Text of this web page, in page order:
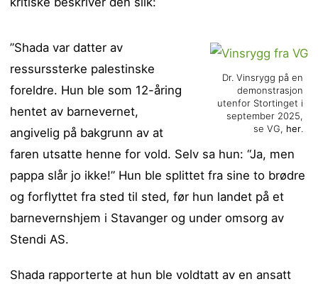
Dr. Vinsrygg på en
demonstrasjon
utenfor Stortinget i
september 2025,
se VG, her.
”Shada var datter av
ressurssterke palestinske
foreldre. Hun ble som 12-åring
hentet av barnevernet,
angivelig på bakgrunn av at
faren utsatte henne for vold. Selv sa hun: “Ja, men
pappa slår jo ikke!” Hun ble splittet fra sine to brødre
og forflyttet fra sted til sted, før hun landet på et
barnevernshjem i Stavanger og under omsorg av
Stendi AS.
Shada rapporterte at hun ble voldtatt av en ansatt